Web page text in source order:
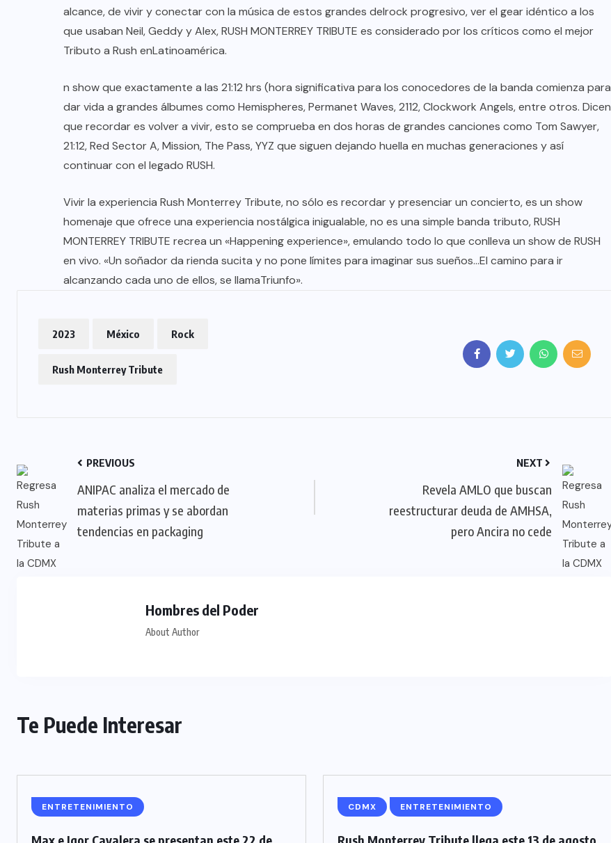
alcance, de vivir y conectar con la música de estos grandes delrock progresivo, ver el gear idéntico a los
que usaban Neil, Geddy y Alex, RUSH MONTERREY TRIBUTE es considerado por los críticos como el mejor
Tributo a Rush enLatinoamérica.
n show que exactamente a las 21:12 hrs (hora significativa para los conocedores de la banda comienza para
dar vida a grandes álbumes como Hemispheres, Permanet Waves, 2112, Clockwork Angels, entre otros. Dicen
que recordar es volver a vivir, esto se comprueba en dos horas de grandes canciones como Tom Sawyer,
21:12, Red Sector A, Mission, The Pass, YYZ que siguen dejando huella en muchas generaciones y así
continuar con el legado RUSH.
Vivir la experiencia Rush Monterrey Tribute, no sólo es recordar y presenciar un concierto, es un show
homenaje que ofrece una experiencia nostálgica inigualable, no es una simple banda tributo, RUSH
MONTERREY TRIBUTE recrea un «Happening experience», emulando todo lo que conlleva un show de RUSH
en vivo. «Un soñador da rienda sucita y no pone límites para imaginar sus sueños…El camino para ir
alcanzando cada uno de ellos, se llamaTriunfo».
2023 México Rock
Rush Monterrey Tribute
PREVIOUS
ANIPAC analiza el mercado de
materias primas y se abordan
tendencias en packaging
NEXT
Revela AMLO que buscan
reestructurar deuda de AMHSA,
pero Ancira no cede
Hombres del Poder
About Author
Te Puede Interesar
ENTRETENIMIENTO CDMX ENTRETENIMIENTO